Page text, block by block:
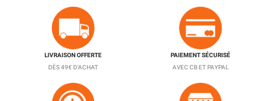
LIVRAISON OFFERTE
DÈS 49€ D'ACHAT
PAIEMENT SÉCURISÉ
AVEC CB ET PAYPAL